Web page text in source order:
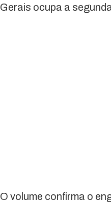
Gerais ocupa a
O volume confirma o